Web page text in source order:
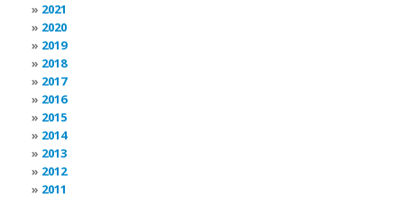
2021
2020
2019
2018
2017
2016
2015
2014
2013
2012
2011